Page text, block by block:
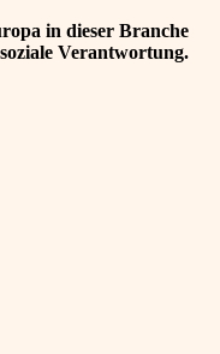
in dieser Branche
Verantwortung.